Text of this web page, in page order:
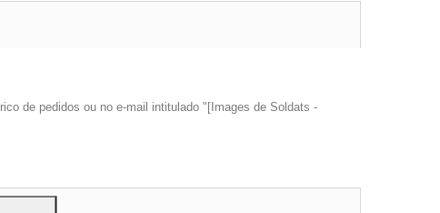
de pedidos ou no e-mail intitulado "[Images de Soldats -